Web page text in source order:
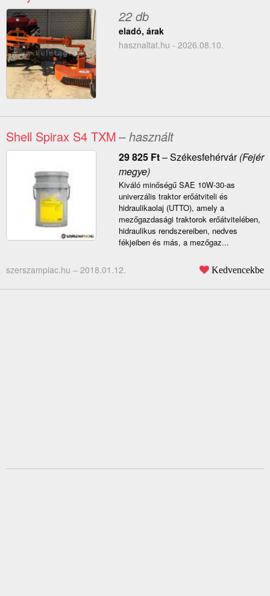
22 db
eladó, árak
hasznaltat.hu - 2026.08.10.
Shell Spirax S4 TXM– használt
29 825 Ft–Székesfehérvár(Fejér
megye)
Kiváló minőségű SAE 10W-30-as
univerzális traktor erőátviteli és
hidraulikaolaj (UTTO), amely a
mezőgazdasági traktorok erőátvitelében,
hidraulikus rendszereiben, nedves
fékjeiben és más, a mezőgaz...
szerszampiac.hu – 2018.01.12. Kedvencekbe